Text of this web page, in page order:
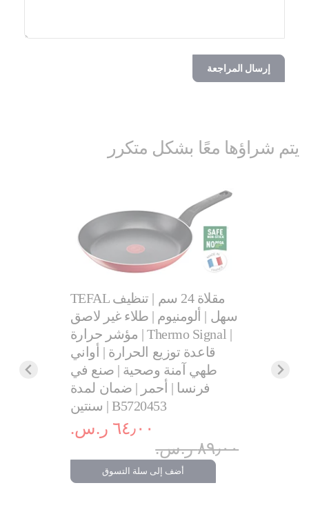
إرسال المراجعة
يتم شراؤها معًا بشكل متكرر
TEFAL مقلاة 24 سم | تنظيف
سهل | ألومنيوم | طلاء غير لاصق
| مؤشر حرارة Thermo Signal |
قاعدة توزيع الحرارة | أواني
طهي آمنة وصحية | صنع في
فرنسا | أحمر | ضمان لمدة
سنتين | B5720453
٦٤٫٠٠ ر.س.‏
٨٩٫٠٠ ر.س.‏
أضف إلى سلة التسوق
حرارة Thermo Signal™ | تحمير
فرنسا |